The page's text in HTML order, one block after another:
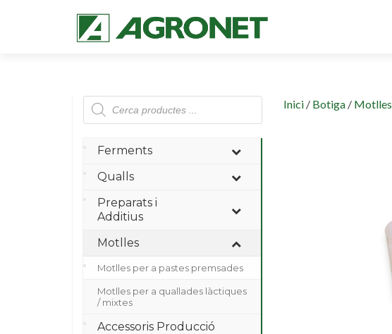
Inici / Botiga / Motlles
Products
search
Ferments
Qualls
Preparats i
Additius
Motlles
Motlles per a pastes premsades
Motlles per a quallades làctiques
/ mixtes
Accessoris Producció